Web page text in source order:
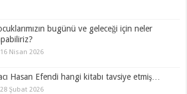
bugünü ve geleceği için neler
16 Nisan 2026
Hasan Efendi hangi kitabı tavsiye etmiş…
28 Şubat 2026